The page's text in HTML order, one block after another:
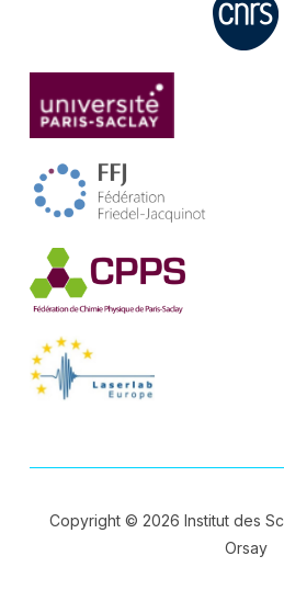
Copyright © 2026 Institut des
Orsay